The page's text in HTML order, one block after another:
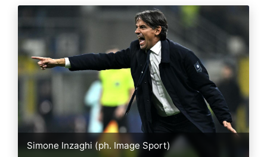
Simone Inzaghi (ph. Image Sport)